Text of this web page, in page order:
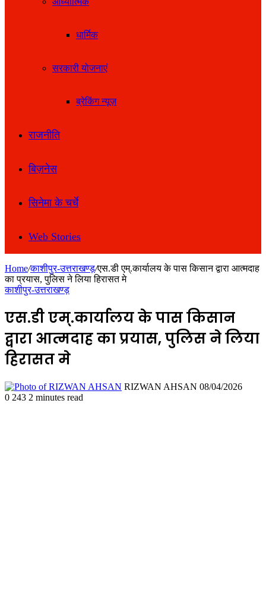
धार्मिक
सरकारी योजनाएं
ब्रेकिंग न्यूज़
राजनीति
बिज़नेस
सिनेमा के चर्चे
Web Stories
Home/काशीपुर-उत्तराखण्ड़/एस.डी एम्.कार्यालय के पास किसान द्वारा आत्मदाह
का प्रयास, पुलिस ने लिया हिरासत मे
काशीपुर-उत्तराखण्ड़
एस.डी एम्.कार्यालय के पास किसान
द्वारा आत्मदाह का प्रयास, पुलिस ने लिया
हिरासत मे
RIZWAN AHSAN Send
08/04/2026
0 243 2 minutes read